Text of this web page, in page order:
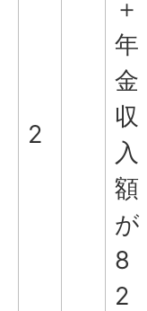
2
＋
年
金
収
入
額
が
8
2